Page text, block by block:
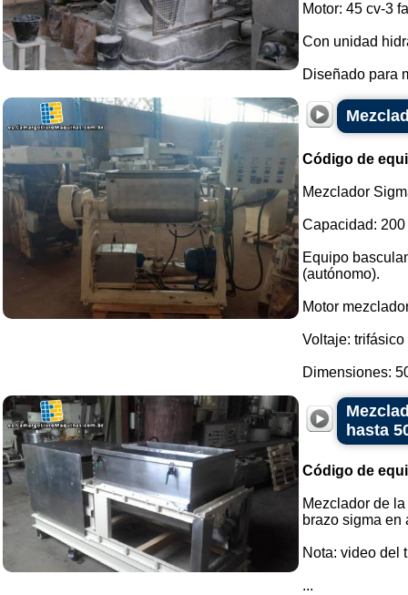
Motor: 45 cv-3
Con unidad
Diseñado para
Código de
Mezclador
Capacidad: 200
Equipo
(autónomo).
Motor
Voltaje: trifásico
Dimensiones:
hasta
Código de
Mezclador de
brazo sigma en
Nota: video del
...